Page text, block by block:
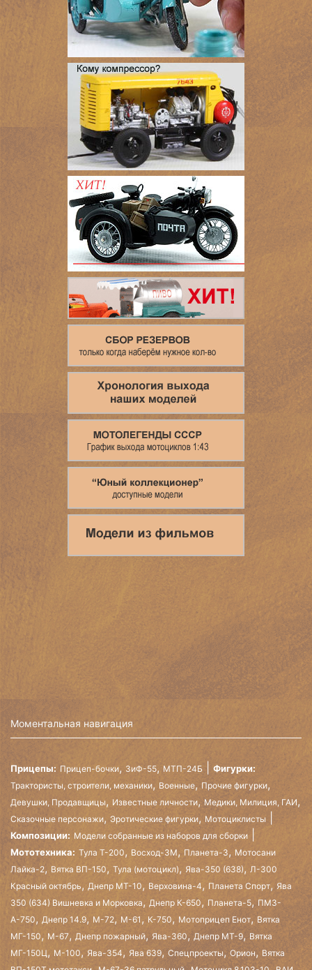
Моментальная навигация
Прицепы: Прицеп-бочки, ЗиФ-55, МТП-24Б Фигурки:
Трактористы, строители, механики, Военные, Прочие фигурки,
Девушки, Продавщицы, Известные личности, Медики, Милиция, ГАИ,
Сказочные персонажи, Эротические фигурки, Мотоциклисты
Композиции: Модели собранные из наборов для сборки
Мототехника: Тула Т-200, Восход-3М, Планета-3, Мотосани
Лайка-2, Вятка ВП-150, Тула (мотоцикл), Ява-350 (638), Л-300
Красный октябрь, Днепр МТ-10, Верховина-4, Планета Спорт, Ява
350 (634) Вишневка и Морковка, Днепр К-650, Планета-5, ПМЗ-
А-750, Днепр 14.9, М-72, М-61 , К-750, Мотоприцеп Енот, Вятка
МГ-150, М-67, Днепр пожарный, Ява-360, Днепр МТ-9, Вятка
МГ-150Ц, М-100, Ява-354, Ява 639, Спецпроекты,Орион, Вятка